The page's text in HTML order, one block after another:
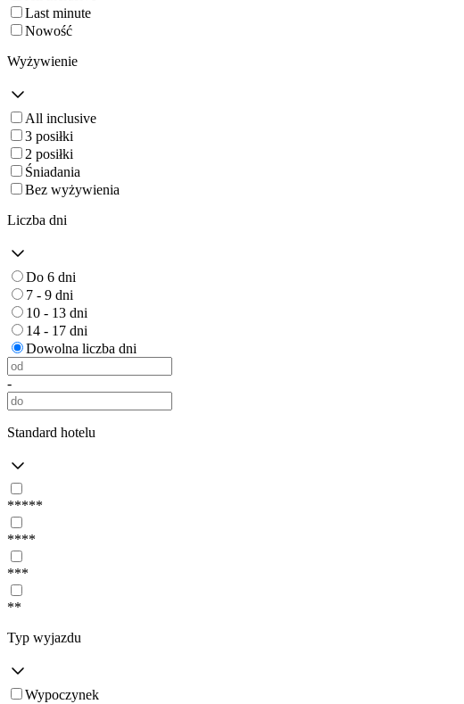
Last minute
Nowość
Wyżywienie
All inclusive
3 posiłki
2 posiłki
Śniadania
Bez wyżywienia
Liczba dni
Do 6 dni
7 - 9 dni
10 - 13 dni
14 - 17 dni
Dowolna liczba dni
-
Standard hotelu
*****
****
***
**
Typ wyjazdu
Wypoczynek